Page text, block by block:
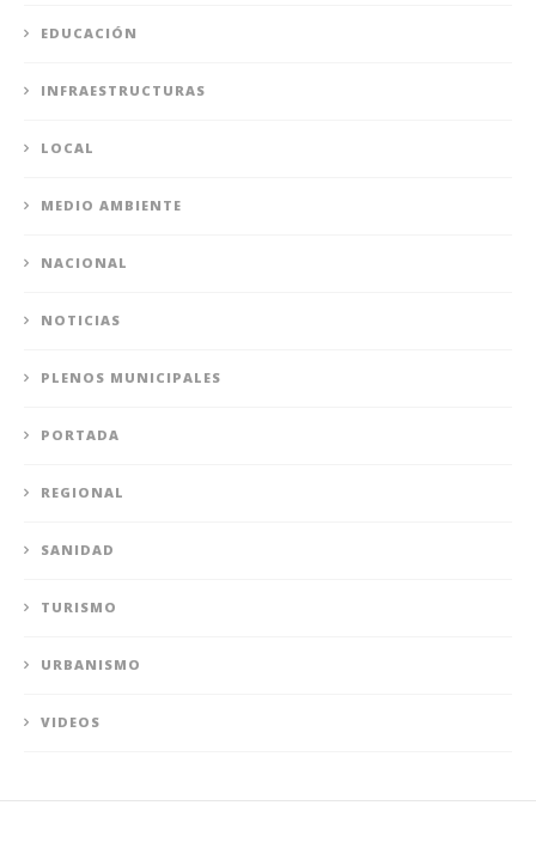
EDUCACIÓN
INFRAESTRUCTURAS
LOCAL
MEDIO AMBIENTE
NACIONAL
NOTICIAS
PLENOS MUNICIPALES
PORTADA
REGIONAL
SANIDAD
TURISMO
URBANISMO
VIDEOS